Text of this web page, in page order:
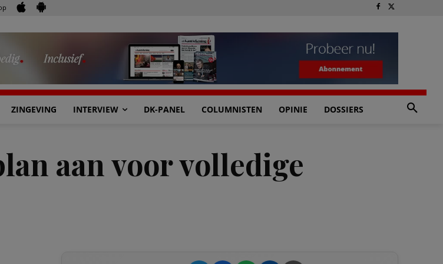
ZINGEVING INTERVIEW DK-PANEL COLUMNISTEN OPINIE DOSSIERS
aan voor volledige